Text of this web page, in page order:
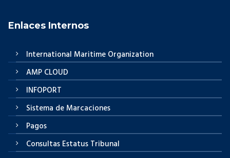
Enlaces Internos
International Maritime Organization
AMP CLOUD
INFOPORT
Sistema de Marcaciones
Pagos
Consultas Estatus Tribunal